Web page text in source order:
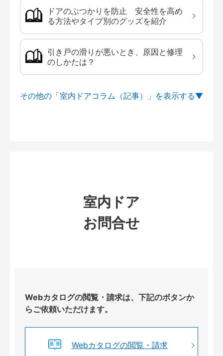
ドアのぶつかりを防止 安全性を高め
る方法やタイプ別のグッズを紹介
引き戸の滑りが悪いとき、原因と修理
のしかたは？
その他の「室内ドアコラム（記事）」を
室内ドア
お問合せ
Webカタログの閲覧・請求は、下記のボタンか
らご依頼いただけます。
Webカタログの閲覧・請求